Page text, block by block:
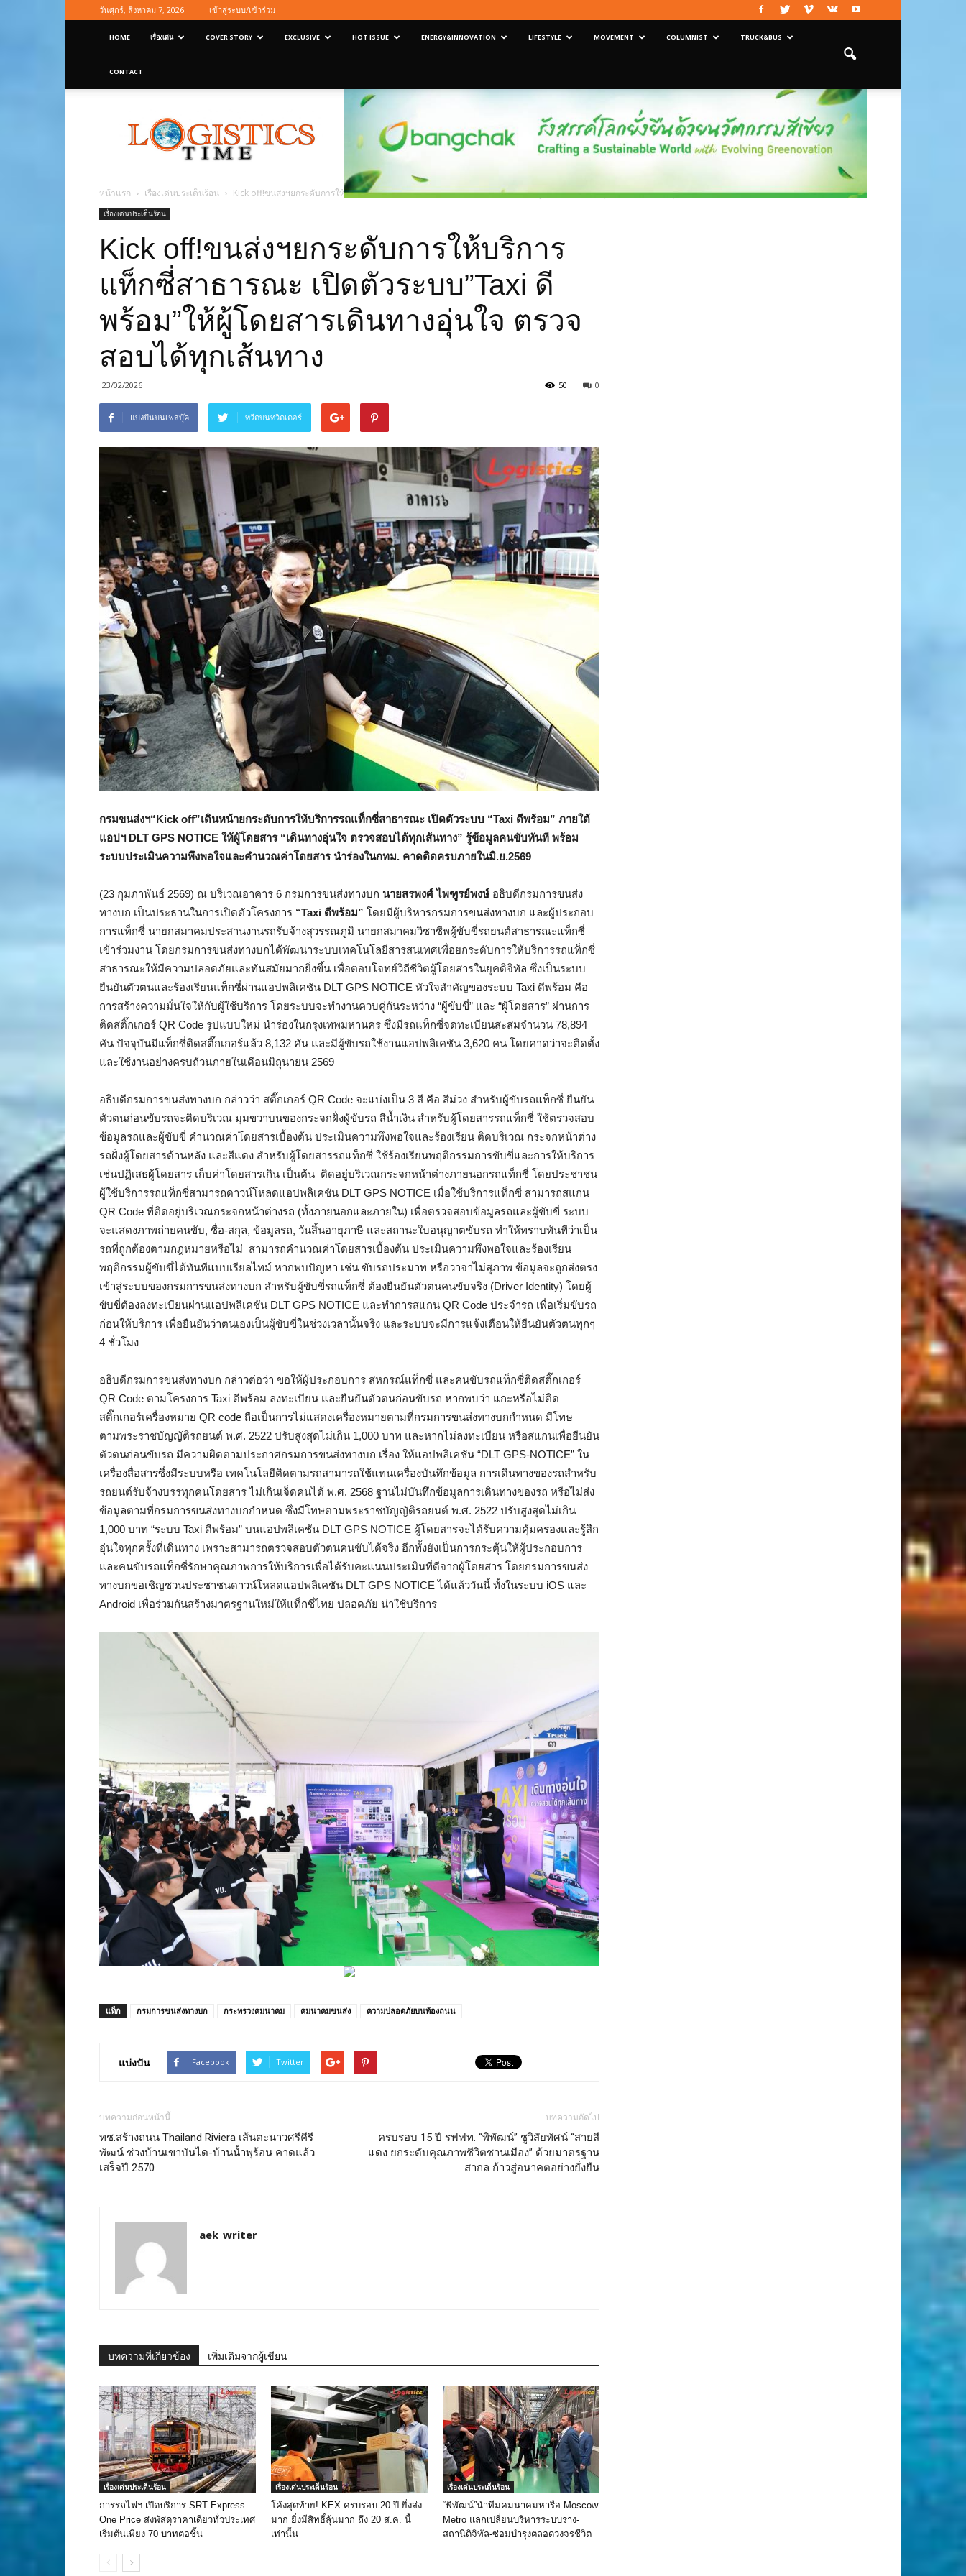
วันศุกร์, สิงหาคม 7, 2026 เข้าสู่ระบบ/เข้าร่วม
HOME เรื่องเด่น COVER STORY EXCLUSIVE HOT ISSUE ENERGY&INNOVATION LIFESTYLE MOVEMENT COLUMNIST TRUCK&BUS
CONTACT
Magazine
หน้าแรก เรื่องเด่นประเด็นร้อน Kick off!ขนส่งฯยกระดับการให้บริการแท็กซี่สาธารณะ เปิดตัวระบบ”Taxi ดีพร้อม”ให้ผู้โดยสารเดินทางอุ่นใจ ตรวจสอบได้ทุกเส้นทาง
เรื่องเด่นประเด็นร้อน
Kick off!ขนส่งฯยกระดับการให้บริการ
แท็กซี่สาธารณะ เปิดตัวระบบ”Taxi ดี
พร้อม”ให้ผู้โดยสารเดินทางอุ่นใจ ตรวจ
สอบได้ทุกเส้นทาง
23/02/2026 0
50
แบ่งปันบนเฟสบุ๊ค ทวีตบนทวิตเตอร์
กรมขนส่งฯ“Kick off”เดินหน้ายกระดับการให้บริการรถแท็กซี่สาธารณะ เปิดตัวระบบ “Taxi ดีพร้อม” ภายใต้
แอปฯ DLT GPS NOTICE ให้ผู้โดยสาร “เดินทางอุ่นใจ ตรวจสอบได้ทุกเส้นทาง” รู้ข้อมูลคนขับทันที พร้อม
ระบบประเมินความพึงพอใจและคำนวณค่าโดยสาร นำร่องในกทม. คาดติดครบภายในมิ.ย.2569
(23 กุมภาพันธ์ 2569) ณ บริเวณอาคาร 6 กรมการขนส่งทางบก นายสรพงศ์ ไพฑูรย์พงษ์ อธิบดีกรมการขนส่ง
ทางบก เป็นประธานในการเปิดตัวโครงการ “Taxi ดีพร้อม” โดยมีผู้บริหารกรมการขนส่งทางบก และผู้ประกอบ
การแท็กซี่ นายกสมาคมประสานงานรถรับจ้างสุวรรณภูมิ นายกสมาคมวิชาชีพผู้ขับขี่รถยนต์สาธารณะแท็กซี่
เข้าร่วมงาน โดยกรมการขนส่งทางบกได้พัฒนาระบบเทคโนโลยีสารสนเทศเพื่อยกระดับการให้บริการรถแท็กซี่
สาธารณะให้มีความปลอดภัยและทันสมัยมากยิ่งขึ้น เพื่อตอบโจทย์วิถีชีวิตผู้โดยสารในยุคดิจิทัล ซึ่งเป็นระบบ
ยืนยันตัวตนและร้องเรียนแท็กซี่ผ่านแอปพลิเคชัน DLT GPS NOTICE หัวใจสำคัญของระบบ Taxi ดีพร้อม คือ
การสร้างความมั่นใจให้กับผู้ใช้บริการ โดยระบบจะทำงานควบคู่กันระหว่าง “ผู้ขับขี่” และ “ผู้โดยสาร” ผ่านการ
ติดสติ๊กเกอร์ QR Code รูปแบบใหม่ นำร่องในกรุงเทพมหานคร ซึ่งมีรถแท็กซี่จดทะเบียนสะสมจำนวน 78,894
คัน ปัจจุบันมีแท็กซี่ติดสติ๊กเกอร์แล้ว 8,132 คัน และมีผู้ขับรถใช้งานแอปพลิเคชัน 3,620 คน โดยคาดว่าจะติดตั้ง
และใช้งานอย่างครบถ้วนภายในเดือนมิถุนายน 2569
อธิบดีกรมการขนส่งทางบก กล่าวว่า สติ๊กเกอร์ QR Code จะแบ่งเป็น 3 สี คือ สีม่วง สำหรับผู้ขับรถแท็กซี่ ยืนยัน
ตัวตนก่อนขับรถจะติดบริเวณ มุมขวาบนของกระจกฝั่งผู้ขับรถ สีน้ำเงิน สำหรับผู้โดยสารรถแท็กซี่ ใช้ตรวจสอบ
ข้อมูลรถและผู้ขับขี่ คำนวณค่าโดยสารเบื้องต้น ประเมินความพึงพอใจและร้องเรียน ติดบริเวณ กระจกหน้าต่าง
รถฝั่งผู้โดยสารด้านหลัง และสีแดง สำหรับผู้โดยสารรถแท็กซี่ ใช้ร้องเรียนพฤติกรรมการขับขี่และการให้บริการ
เช่นปฏิเสธผู้โดยสาร เก็บค่าโดยสารเกิน เป็นต้น ติดอยู่บริเวณกระจกหน้าต่างภายนอกรถแท็กซี่ โดยประชาชน
ผู้ใช้บริการรถแท็กซี่สามารถดาวน์โหลดแอปพลิเคชัน DLT GPS NOTICE เมื่อใช้บริการแท็กซี่ สามารถสแกน
QR Code ที่ติดอยู่บริเวณกระจกหน้าต่างรถ (ทั้งภายนอกและภายใน) เพื่อตรวจสอบข้อมูลรถและผู้ขับขี่ ระบบ
จะแสดงภาพถ่ายคนขับ, ชื่อ-สกุล, ข้อมูลรถ, วันสิ้นอายุภาษี และสถานะใบอนุญาตขับรถ ทำให้ทราบทันทีว่าเป็น
รถที่ถูกต้องตามกฎหมายหรือไม่ สามารถคำนวณค่าโดยสารเบื้องต้น ประเมินความพึงพอใจและร้องเรียน
พฤติกรรมผู้ขับขี่ได้ทันทีแบบเรียลไทม์ หากพบปัญหา เช่น ขับรถประมาท หรือวาจาไม่สุภาพ ข้อมูลจะถูกส่งตรง
เข้าสู่ระบบของกรมการขนส่งทางบก สำหรับผู้ขับขี่รถแท็กซี่ ต้องยืนยันตัวตนคนขับจริง (Driver Identity) โดยผู้
ขับขี่ต้องลงทะเบียนผ่านแอปพลิเคชัน DLT GPS NOTICE และทำการสแกน QR Code ประจำรถ เพื่อเริ่มขับรถ
ก่อนให้บริการ เพื่อยืนยันว่าตนเองเป็นผู้ขับขี่ในช่วงเวลานั้นจริง และระบบจะมีการแจ้งเตือนให้ยืนยันตัวตนทุกๆ
4 ชั่วโมง
อธิบดีกรมการขนส่งทางบก กล่าวต่อว่า ขอให้ผู้ประกอบการ สหกรณ์แท็กซี่ และคนขับรถแท็กซี่ติดสติ๊กเกอร์
QR Code ตามโครงการ Taxi ดีพร้อม ลงทะเบียน และยืนยันตัวตนก่อนขับรถ หากพบว่า แกะหรือไม่ติด
สติ๊กเกอร์เครื่องหมาย QR code ถือเป็นการไม่แสดงเครื่องหมายตามที่กรมการขนส่งทางบกกำหนด มีโทษ
ตามพระราชบัญญัติรถยนต์ พ.ศ. 2522 ปรับสูงสุดไม่เกิน 1,000 บาท และหากไม่ลงทะเบียน หรือสแกนเพื่อยืนยัน
ตัวตนก่อนขับรถ มีความผิดตามประกาศกรมการขนส่งทางบก เรื่อง ให้แอปพลิเคชัน “DLT GPS-NOTICE” ใน
เครื่องสื่อสารซึ่งมีระบบหรือ เทคโนโลยีติดตามรถสามารถใช้แทนเครื่องบันทึกข้อมูล การเดินทางของรถสำหรับ
รถยนต์รับจ้างบรรทุกคนโดยสาร ไม่เกินเจ็ดคนได้ พ.ศ. 2568 ฐานไม่บันทึกข้อมูลการเดินทางของรถ หรือไม่ส่ง
ข้อมูลตามที่กรมการขนส่งทางบกกำหนด ซึ่งมีโทษตามพระราชบัญญัติรถยนต์ พ.ศ. 2522 ปรับสูงสุดไม่เกิน
1,000 บาท “ระบบ Taxi ดีพร้อม” บนแอปพลิเคชัน DLT GPS NOTICE ผู้โดยสารจะได้รับความคุ้มครองและรู้สึก
อุ่นใจทุกครั้งที่เดินทาง เพราะสามารถตรวจสอบตัวตนคนขับได้จริง อีกทั้งยังเป็นการกระตุ้นให้ผู้ประกอบการ
และคนขับรถแท็กซี่รักษาคุณภาพการให้บริการเพื่อได้รับคะแนนประเมินที่ดีจากผู้โดยสาร โดยกรมการขนส่ง
ทางบกขอเชิญชวนประชาชนดาวน์โหลดแอปพลิเคชัน DLT GPS NOTICE ได้แล้ววันนี้ ทั้งในระบบ iOS และ
Android เพื่อร่วมกันสร้างมาตรฐานใหม่ให้แท็กซี่ไทย ปลอดภัย น่าใช้บริการ
แท็ก กรมการขนส่งทางบก กระทรวงคมนาคม คมนาคมขนส่ง ความปลอดภัยบนท้องถนน
แบ่งปัน Facebook Twitter
บทความก่อนหน้านี้
ทช.สร้างถนน Thailand Riviera เส้นตะนาวศรีคีรี
พัฒน์ ช่วงบ้านเขาบันได-บ้านน้ำพุร้อน คาดแล้ว
เสร็จปี 2570
บทความถัดไป
ครบรอบ 15 ปี รฟฟท. “พิพัฒน์” ชูวิสัยทัศน์ “สายสี
แดง ยกระดับคุณภาพชีวิตชานเมือง” ด้วยมาตรฐาน
สากล ก้าวสู่อนาคตอย่างยั่งยืน
aek_writer
บทความที่เกี่ยวข้อง เพิ่มเติมจากผู้เขียน
เรื่องเด่นประเด็นร้อน
การรถไฟฯ เปิดบริการ SRT Express
One Price ส่งพัสดุราคาเดียวทั่วประเทศ
เริ่มต้นเพียง 70 บาทต่อชิ้น
เรื่องเด่นประเด็นร้อน
โค้งสุดท้าย! KEX ครบรอบ 20 ปี ยิ่งส่ง
มาก ยิ่งมีสิทธิ์ลุ้นมาก ถึง 20 ส.ค. นี้
เท่านั้น
เรื่องเด่นประเด็นร้อน
“พิพัฒน์”นำทีมคมนาคมหารือ Moscow
Metro แลกเปลี่ยนบริหารระบบราง-
สถานีดิจิทัล-ซ่อมบำรุงตลอดวงจรชีวิต